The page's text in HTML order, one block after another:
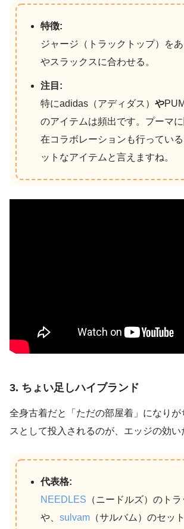
特徴:
ジャージ（トラックトップ）を
やスラックスに合わせる。
注目:
特にadidas（アディダス） や
のアイテムは頻出です。プーマ
在コラボレーションも行ってい
ットなアイテムと言えますね。
3. ちょい足しハイブランド
全身古着だと「ただの部屋着」になりが
スとして投入されるのが、エッジの効い
代表格:
NEEDLES （ニードルズ）のト
や、 sulvam （サルバム）のセッ